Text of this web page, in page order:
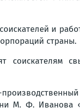
и
страны.
соискателям
М. Ф. Иванова